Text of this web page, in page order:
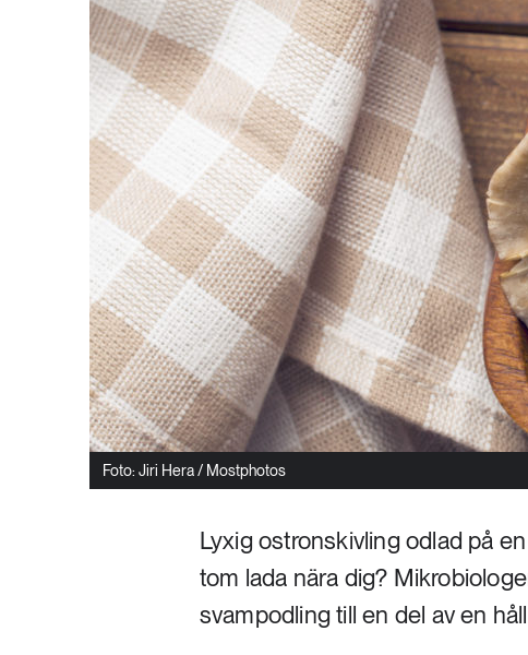
Foto: Jiri Hera / Mostphotos
Lyxig ostronskivling odlad på
tom lada nära dig?
svampodling till en del av en